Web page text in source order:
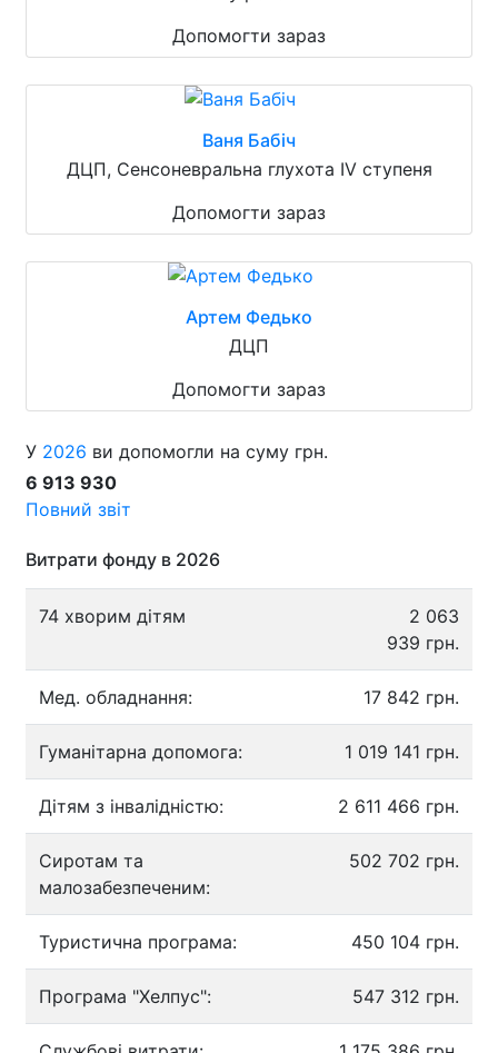
Допомогти зараз
Ваня Бабіч
ДЦП, Сенсоневральна глухота IV ступеня
Допомогти зараз
Артем Федько
ДЦП
Допомогти зараз
У 2026 ви допомогли на суму грн.
6 913 930
Повний звіт
Витрати фонду в 2026
74 хворим дітям
2 063
939 грн.
Мед. обладнання: 17 842 грн.
Гуманітарна допомога: 1 019 141 грн.
Дітям з інвалідністю: 2 611 466 грн.
Сиротам та
малозабезпеченим:
502 702 грн.
Туристична програма: 450 104 грн.
Програма "Хелпус": 547 312 грн.